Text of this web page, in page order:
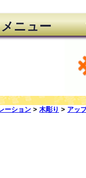
ニュー
ーション > 木彫り > アッ